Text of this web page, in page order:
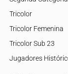
Tricolor
Tricolor Femenina
Tricolor Sub 23
Jugadores